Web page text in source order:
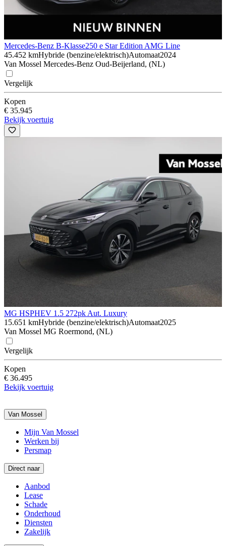
Mercedes-Benz B-Klasse250 e Star Edition AMG Line
45.452 kmHybride (benzine/elektrisch)Automaat2024
Van Mossel Mercedes-Benz Oud-Beijerland, (NL)
Vergelijk
Kopen
€ 35.945
Bekijk voertuig
MG HSPHEV 1.5 272pk Aut. Luxury
15.651 kmHybride (benzine/elektrisch)Automaat2025
Van Mossel MG Roermond, (NL)
Vergelijk
Kopen
€ 36.495
Bekijk voertuig
Van Mossel
Mijn Van Mossel
Werken bij
Persmap
Direct naar
Aanbod
Lease
Schade
Onderhoud
Diensten
Zakelijk